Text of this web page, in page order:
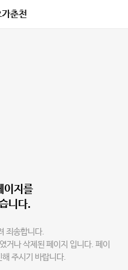
춘천
이지를
니다.
죄송합니다.
거나 삭제된 페이지 입니다. 페이
주시기 바랍니다.